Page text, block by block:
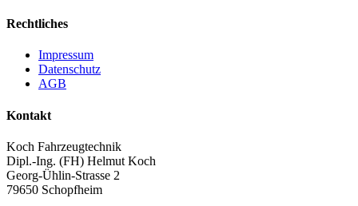
Rechtliches
Impressum
Datenschutz
AGB
Kontakt
Koch Fahrzeugtechnik
Dipl.-Ing. (FH) Helmut Koch
Georg-Ühlin-Strasse 2
79650 Schopfheim